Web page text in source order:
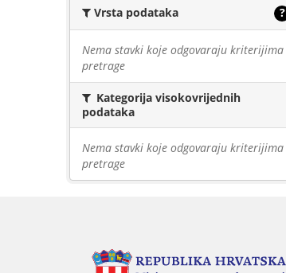
Vrsta podataka ?
Nema stavki koje odgovaraju kriterijima
pretrage
Kategorija visokovrijednih
podataka
Nema stavki koje odgovaraju kriterijima
pretrage